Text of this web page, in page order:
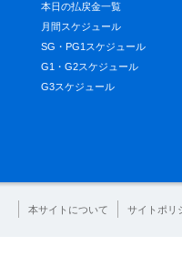
本日の払戻金一覧
月間スケジュール
SG・PG1スケジュール
G1・G2スケジュール
G3スケジュール
本サイトについて サイトポリ